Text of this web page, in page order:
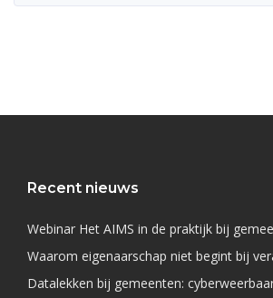
Recent nieuws
Webinar Het AIMS in de praktijk bij
Waarom eigenaarschap niet begint bij
Datalekken bij gemeenten: